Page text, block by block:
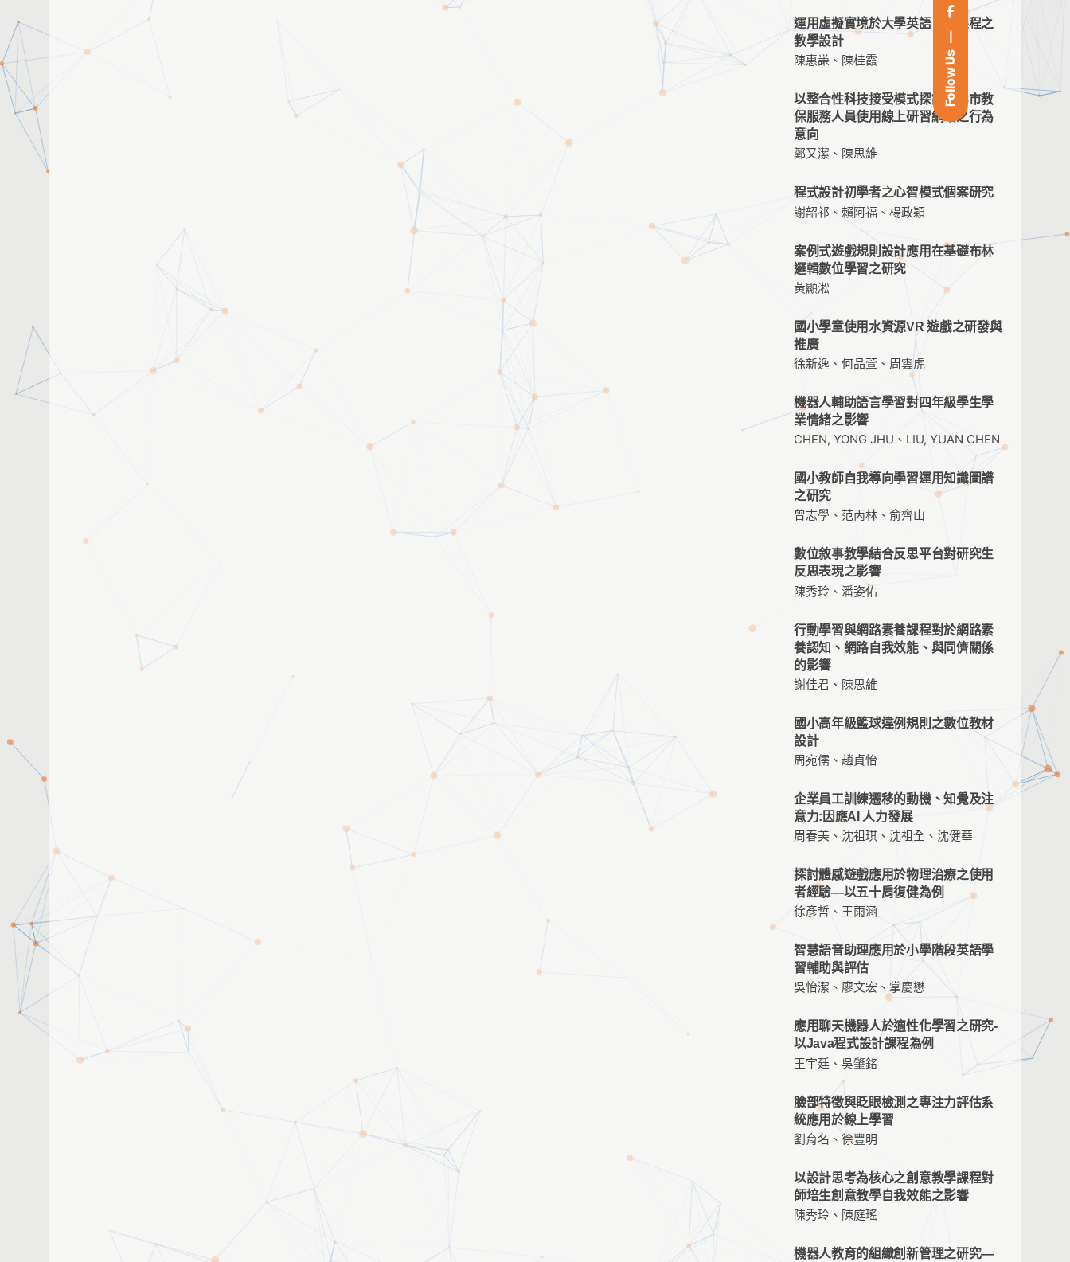
Follow Us
運用虛擬實境於大學英語口譯課程之
教學設計
陳惠謙、陳桂霞
以整合性科技接受模式探討新北市教
保服務人員使用線上研習網站之行為
意向
鄭又潔、陳思維
程式設計初學者之心智模式個案研究
謝韶祁、賴阿福、楊政穎
案例式遊戲規則設計應用在基礎布林
邏輯數位學習之研究
黃顯淞
國小學童使用水資源VR 遊戲之研發與
推廣
徐新逸、何品萱、周雲虎
機器人輔助語言學習對四年級學生學
業情緒之影響
CHEN, YONG JHU、LIU, YUAN CHEN
國小教師自我導向學習運用知識圖譜
之研究
曾志學、范丙林、俞齊山
數位敘事教學結合反思平台對研究生
反思表現之影響
陳秀玲、潘姿佑
行動學習與網路素養課程對於網路素
養認知、網路自我效能、與同儕關係
的影響
謝佳君、陳思維
國小高年級籃球違例規則之數位教材
設計
周宛儒、趙貞怡
企業員工訓練遷移的動機、知覺及注
意力:因應AI 人力發展
周春美、沈祖琪、沈祖全、沈健華
探討體感遊戲應用於物理治療之使用
者經驗—以五十肩復健為例
徐彥哲、王雨涵
智慧語音助理應用於小學階段英語學
習輔助與評估
吳怡潔、廖文宏、掌慶懋
應用聊天機器人於適性化學習之研究-
以Java程式設計課程為例
王宇廷、吳肇銘
臉部特徵與眨眼檢測之專注力評估系
統應用於線上學習
劉育名、徐豐明
以設計思考為核心之創意教學課程對
師培生創意教學自我效能之影響
陳秀玲、陳庭瑤
機器人教育的組織創新管理之研究—